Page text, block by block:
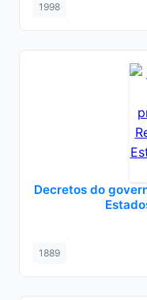
1998
Decretos do
1889